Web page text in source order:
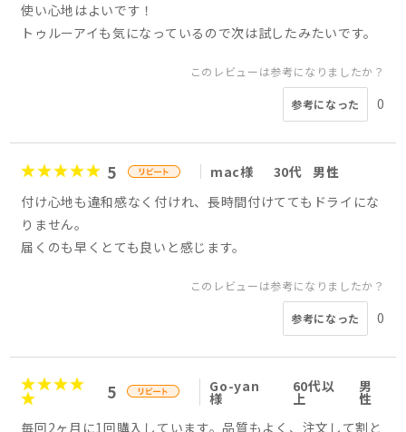
使い心地はよいです！
トゥルーアイも気になっているので次は試したみたいです。
このレビューは参考になりましたか？
参考になった 0
5 mac様 30代
男性
付け心地も違和感なく付けれ、長時間付けててもドライにな
りません。
届くのも早くとても良いと感じます。
このレビューは参考になりましたか？
参考になった 0
5 Go-yan
様
60代以
上
男
性
毎回2ヶ月に1回購入しています。品質もよく、注文して割と